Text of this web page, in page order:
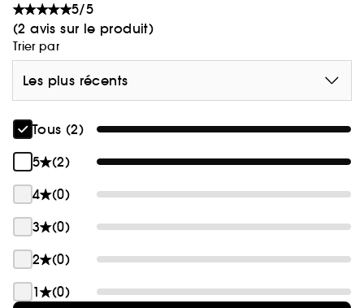
5/5
(2 avis sur le produit)
Trier par
Les plus récents
Tous (2)
5
(2)
4
(0)
3
(0)
2
(0)
1
(0)